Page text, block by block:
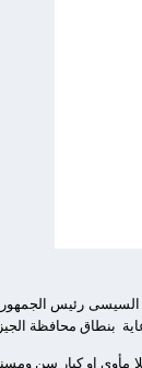
السيسى رئيس
بنطاق محافظة
مأوي او كبار سن